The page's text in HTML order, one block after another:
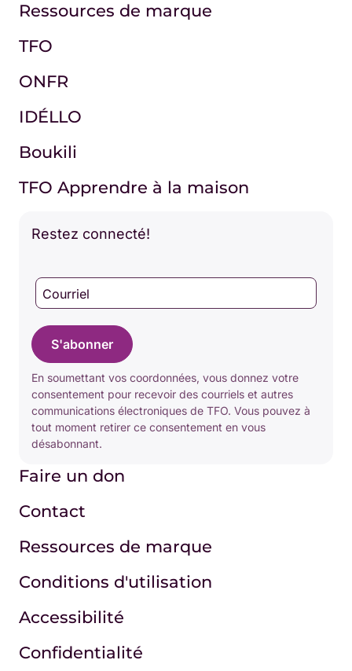
Ressources de marque
TFO
ONFR
IDÉLLO
Boukili
TFO Apprendre à la maison
Restez connecté!
Courriel
S'abonner
En soumettant vos coordonnées, vous donnez votre
consentement pour recevoir des courriels et autres
communications électroniques de TFO. Vous pouvez à
tout moment retirer ce consentement en vous
désabonnant.
Faire un don
Contact
Ressources de marque
Conditions d'utilisation
Accessibilité
Confidentialité